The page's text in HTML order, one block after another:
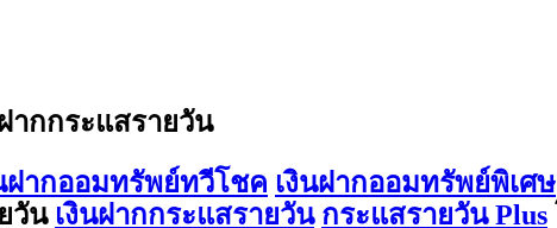
ากกระแสรายวัน
ฝากออมทรัพย์ทวีโชค เงินฝากออมทรัพย์พิเศษ
วัน เงินฝากกระแสรายวัน กระแสรายวัน Plus